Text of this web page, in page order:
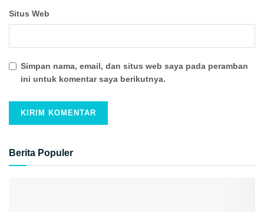
Situs Web
Simpan nama, email, dan situs web saya pada peramban
ini untuk komentar saya berikutnya.
Berita Populer